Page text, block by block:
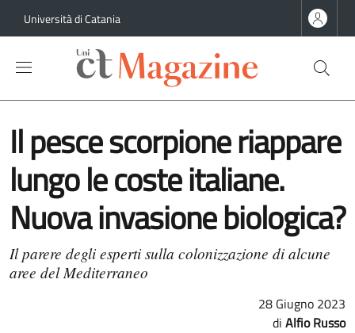
Università di Catania
Il pesce scorpione riappare
lungo le coste italiane.
Nuova invasione biologica?
Il parere degli esperti sulla colonizzazione di alcune
aree del Mediterraneo
28 Giugno 2023
Alfio Russo